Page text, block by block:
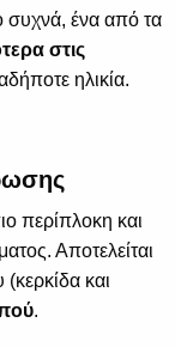
συχνά, ένα από τα
στις
ηλικία.
περίπλοκη και
Αποτελείται
(κερκίδα και
.